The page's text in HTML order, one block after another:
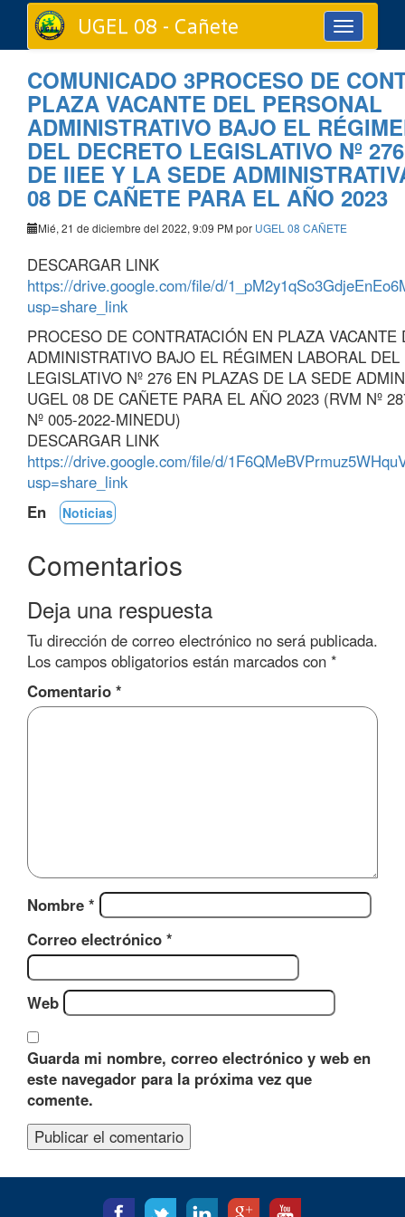
Toggle
navigation
UGEL 08 - Cañete
COMUNICADO 3PROCESO DE
PLAZA VACANTE DEL PERSONAL
ADMINISTRATIVO BAJO EL
DEL DECRETO LEGISLATIVO Nº
DE IIEE Y LA SEDE
08 DE CAÑETE PARA EL AÑO 2023
Mié, 21 de diciembre del 2022, 9:09 PM por UGEL 08 CAÑETE
DESCARGAR LINK
https://drive.google.com/file/d/
usp=share_link
PROCESO DE CONTRATACIÓN EN PLAZA
ADMINISTRATIVO BAJO EL RÉGIMEN LABORAL DEL
LEGISLATIVO Nº 276 EN PLAZAS DE LA SEDE
UGEL 08 DE CAÑETE PARA EL AÑO 2023 (RVM Nº
Nº 005-2022-MINEDU)
DESCARGAR LINK
https://drive.google.com/file/d/
usp=share_link
En
Noticias
Comentarios
Deja una respuesta
Tu dirección de correo electrónico no será publicada.
Los campos obligatorios están marcados con *
Comentario *
Nombre *
Correo electrónico *
Web
Guarda mi nombre, correo electrónico y web en
este navegador para la próxima vez que
comente.